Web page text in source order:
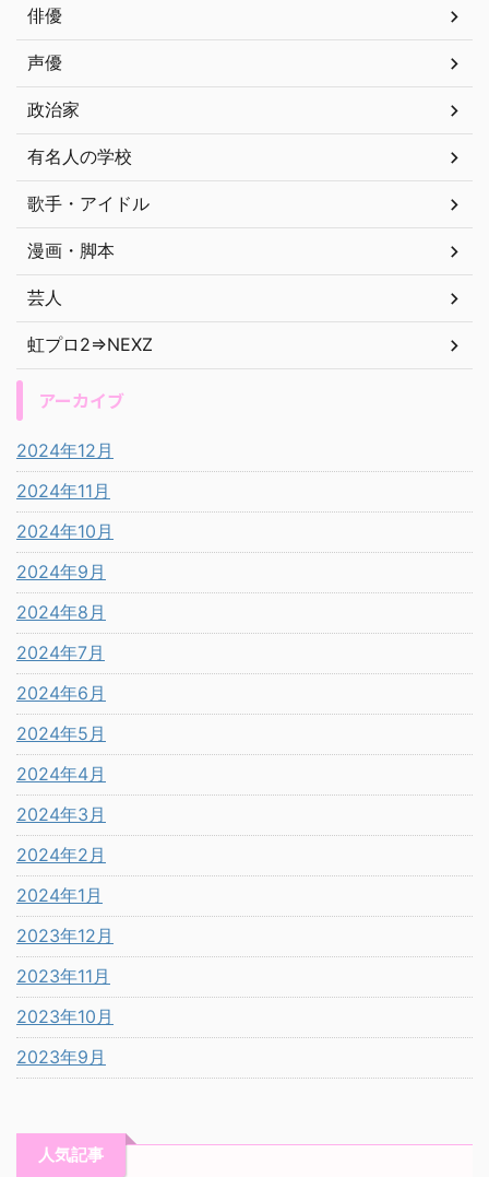
俳優
声優
政治家
有名人の学校
歌手・アイドル
漫画・脚本
芸人
虹プロ2⇒NEXZ
アーカイブ
2024年12月
2024年11月
2024年10月
2024年9月
2024年8月
2024年7月
2024年6月
2024年5月
2024年4月
2024年3月
2024年2月
2024年1月
2023年12月
2023年11月
2023年10月
2023年9月
人気記事